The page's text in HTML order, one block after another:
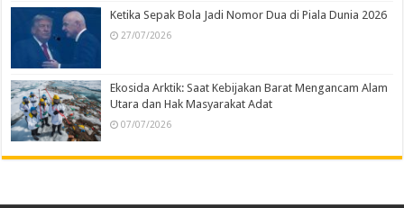
Ketika Sepak Bola Jadi Nomor Dua di Piala Dunia 2026
27/07/2026
Ekosida Arktik: Saat Kebijakan Barat Mengancam Alam
Utara dan Hak Masyarakat Adat
07/07/2026